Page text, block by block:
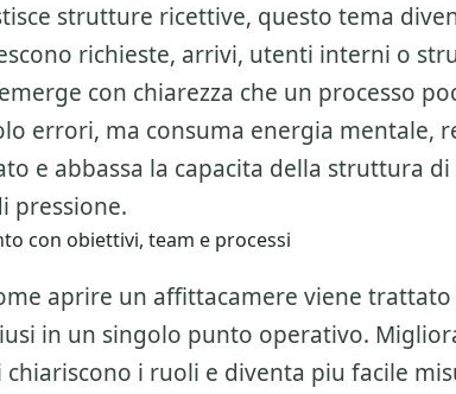
strutture ricettive, questo tema
richieste, arrivi, utenti interni o
con chiarezza che un processo
errori, ma consuma energia mentale,
e abbassa la capacita della struttura
pressione.
con obiettivi, team e processi
aprire un affittacamere viene
in un singolo punto operativo.
chiariscono i ruoli e diventa piu facile